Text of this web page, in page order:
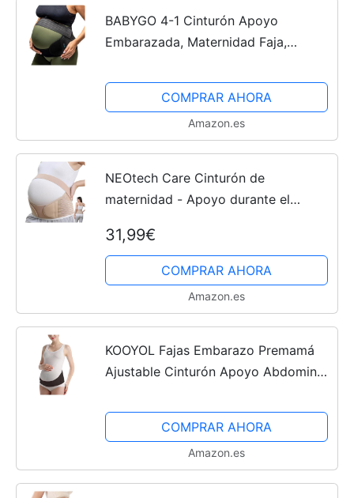
BABYGO 4-1 Cinturón Apoyo
Embarazada, Maternidad Faja,
Pelvis, Caderas, Abdominals,
Disfunción el Pubis de la Sínfisis,
COMPRAR AHORA
Amazon.es
NEOtech Care Cinturón de
maternidad - Apoyo durante el
abdomen/cintura/espalda, faja de
premamá para el vientre - Marca
Beige, XL
31,99€
COMPRAR AHORA
Amazon.es
KOOYOL Fajas Embarazo Premamá
Ajustable Cinturón Apoyo Abdominal
para Evitar Dolor Espalda
COMPRAR AHORA
Amazon.es